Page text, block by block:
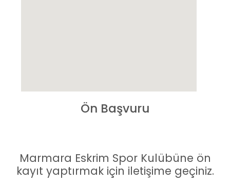
Ön Başvuru
Marmara Eskrim Spor Kulübüne ön
kayıt yaptırmak için iletişime geçiniz.